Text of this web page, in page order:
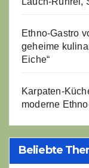
Ethno-Gastro
geheime
Eiche“
Karpaten-
moderne
Beliebte